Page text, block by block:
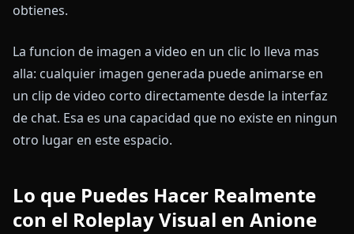
obtienes.
La funcion de imagen a video en un clic lo lleva mas
alla: cualquier imagen generada puede animarse en
un clip de video corto directamente desde la interfaz
de chat. Esa es una capacidad que no existe en ningun
otro lugar en este espacio.
Lo que Puedes Hacer Realmente
con el Roleplay Visual en Anione